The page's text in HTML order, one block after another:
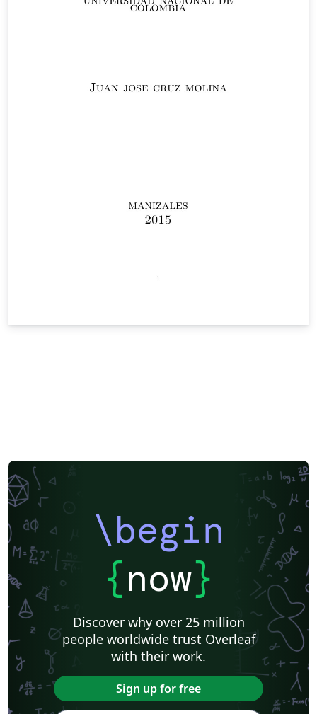
\begin
{now}
Discover why over 25 million
people worldwide trust Overleaf
with their work.
Sign up for free